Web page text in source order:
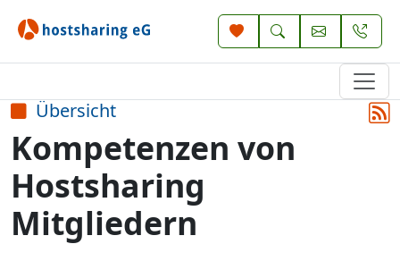
Übersicht
Kompetenzen von
Hostsharing
Mitgliedern